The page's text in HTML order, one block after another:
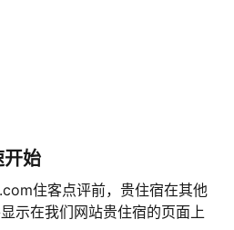
开始
住客点评前，贵住宿在其他
示在我们网站贵住宿的页面上